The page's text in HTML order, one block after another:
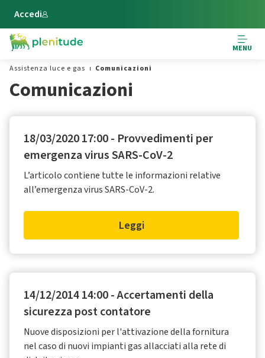
Vai al contenuto principale
Accedi
MENU
Assistenza luce e gas
Comunicazioni
Comunicazioni
18/03/2020 17:00 - Provvedimenti per
emergenza virus SARS-CoV-2
L’articolo contiene tutte le informazioni relative
all’emergenza virus SARS-CoV-2.
Leggi
14/12/2014 14:00 - Accertamenti della
sicurezza post contatore
Nuove disposizioni per l'attivazione della fornitura
nel caso di nuovi impianti gas allacciati alla rete di